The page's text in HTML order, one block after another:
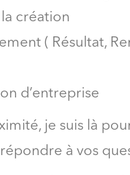
création
( Résultat,
d’entreprise
je suis là
à vos